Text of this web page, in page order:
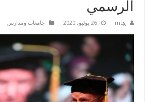
الرسمي
mcg 26 يوليو، 2020 جامعات ومدارس